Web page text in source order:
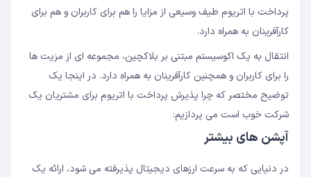
پرداخت با اتریوم طیف وسیعی از مزایا را هم برای کاربران و هم برای
کارآفرینان به همراه دارد.
انتقال به یک اکوسیستم مبتنی بر بلاکچین، مجموعه ای از مزیت ها
را برای کاربران و همچنین کارآفرینان به همراه دارد. در اینجا یک
توضیح مختصر که چرا پذیرش پرداخت با اتریوم برای مشتریان یک
شرکت خوب است می پردازیم:
آپشن های بیشتر
در دنیایی که به سرعت ارزهای دیجیتال پذیرفته می شود، ارائه یک